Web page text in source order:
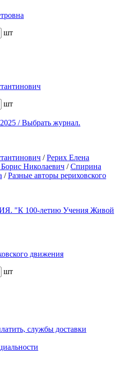
шт
шт
/ Выбрать журнал.
/Рерих Елена
Николаевич /Спирина
/Разные авторы рериховского
"К 100-летию Учения Живой
движения
шт
службы доставки